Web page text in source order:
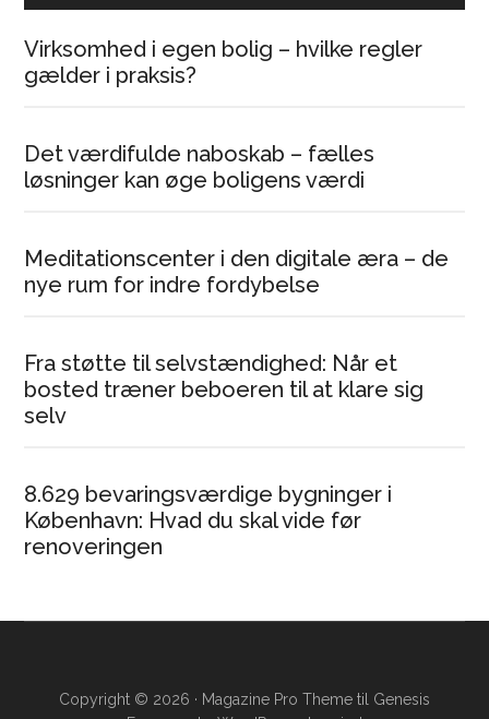
Virksomhed i egen bolig – hvilke regler
gælder i praksis?
Det værdifulde naboskab – fælles
løsninger kan øge boligens værdi
Meditationscenter i den digitale æra – de
nye rum for indre fordybelse
Fra støtte til selvstændighed: Når et
bosted træner beboeren til at klare sig
selv
8.629 bevaringsværdige bygninger i
København: Hvad du skal vide før
renoveringen
Copyright © 2026 · Magazine Pro Theme til Genesis